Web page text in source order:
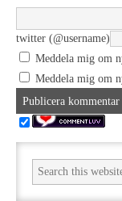
twitter (@username)
Meddela mig om
Meddela mig om